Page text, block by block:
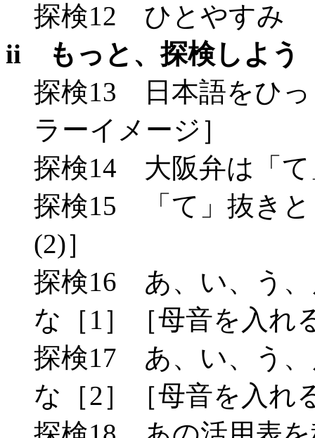
探検12 ひとやすみ
ii もっと、探検しよう
探検13 日本語をひっ
ラーイメージ］
探検14 大阪弁は「て
探検15 「て」抜きと
(2)］
探検16 あ、い、う、
な［1］［母音を入れ
探検17 あ、い、う、
な［2］［母音を入れ